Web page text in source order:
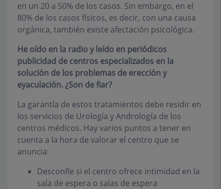
en un 20 a 50% de los casos. Sin embargo, en el
80% de los casos físicos, es decir, con una causa
orgánica, también existe afectación psicológica.
He oído en la radio y leído en periódicos
publicidad de centros especializados en la
solución de los problemas de erección y
eyaculación. ¿Son de fiar?
La garantía de estos tratamientos debe residir en
los servicios de Urología y Andrología de los
centros médicos. Hay varios puntos a tener en
cuenta a la hora de valorar el centro que se
anuncia:
Desconfíe si el centro ofrece intimidad en la
sala de espera o salas de espera